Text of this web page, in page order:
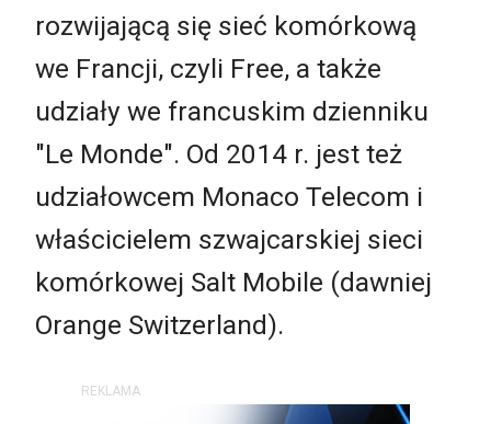
rozwijającą się sieć komórkową
we Francji, czyli Free, a także
udziały we francuskim dzienniku
"Le Monde". Od 2014 r. jest też
udziałowcem Monaco Telecom i
właścicielem szwajcarskiej sieci
komórkowej Salt Mobile (dawniej
Orange Switzerland).
REKLAMA